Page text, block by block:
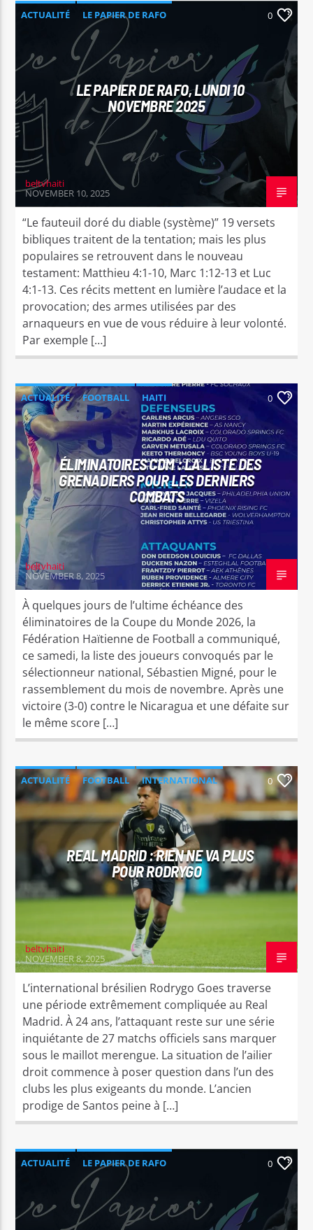
ACTUALITÉ LE PAPIER DE RAFO 0
LE PAPIER DE RAFO, LUNDI 10
NOVEMBRE 2025
beltvhaiti
NOVEMBER 10, 2025
“Le fauteuil doré du diable (système)” 19 versets
bibliques traitent de la tentation; mais les plus
populaires se retrouvent dans le nouveau
testament: Matthieu 4:1-10, Marc 1:12-13 et Luc
4:1-13. Ces récits mettent en lumière l’audace et la
provocation; des armes utilisées par des
arnaqueurs en vue de vous réduire à leur volonté.
Par exemple […]
ACTUALITÉ FOOTBALL
HAITI
INTERNATIONAL
SPORT
0
ÉLIMINATOIRES CDM : LA LISTE DES
GRENADIERS POUR LES DERNIERS
COMBATS
beltvhaiti
NOVEMBER 8, 2025
À quelques jours de l’ultime échéance des
éliminatoires de la Coupe du Monde 2026, la
Fédération Haïtienne de Football a communiqué,
ce samedi, la liste des joueurs convoqués par le
sélectionneur national, Sébastien Migné, pour le
rassemblement du mois de novembre. Après une
victoire (3-0) contre le Nicaragua et une défaite sur
le même score […]
ACTUALITÉ FOOTBALL
INTERNATIONAL
SPORT
0
REAL MADRID : RIEN NE VA PLUS
POUR RODRYGO
beltvhaiti
NOVEMBER 8, 2025
L’international brésilien Rodrygo Goes traverse
une période extrêmement compliquée au Real
Madrid. À 24 ans, l’attaquant reste sur une série
inquiétante de 27 matchs officiels sans marquer
sous le maillot merengue. La situation de l’ailier
droit commence à poser question dans l’un des
clubs les plus exigeants du monde. L’ancien
prodige de Santos peine à […]
ACTUALITÉ LE PAPIER DE RAFO 0